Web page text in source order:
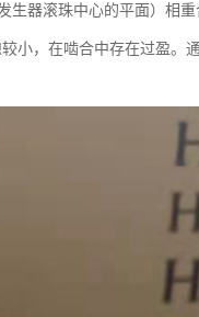
生器滚珠中心的平面）相
小，在啮合中存在过盈。